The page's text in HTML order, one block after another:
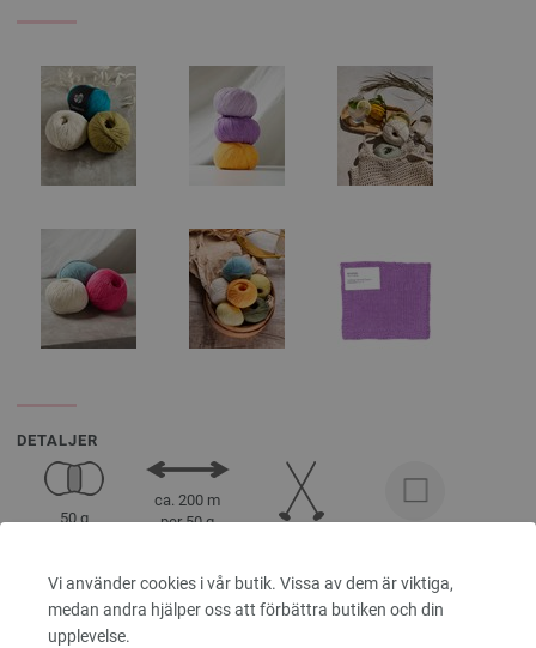
Vi använder cookies i vår butik. Vissa av dem är viktiga,
medan andra hjälper oss att förbättra butiken och din
upplevelse.
DETALJER
50 g
ca. 200 m
per 50 g
Maskor